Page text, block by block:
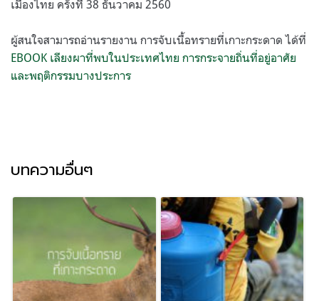
เมืองไทย ครั้งที่ 38 ธันวาคม 2560
ผู้สนใจสามารถอ่านรายงาน การจับเนื้อทรายที่เกาะกระดาด ได้ที่
EBOOK เลียงผาที่พบในประเทศไทย การกระจายถิ่นที่อยู่อาศัย
และพฤติกรรมบางประการ
บทความอื่นๆ